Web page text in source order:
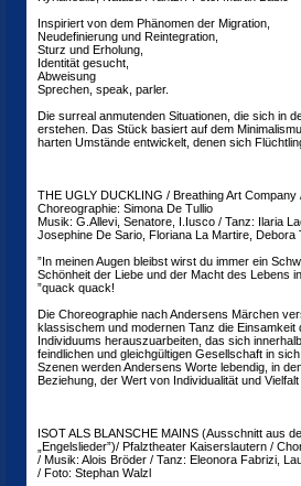
Inspiriert von dem Phänomen der Migration,
Neudefinierung und Reintegration,
Sturz und Erholung,
Identität gesucht,
Abweisung
Sprechen, speak, parler.
Die surreal anmutenden Situationen, die sich in
erstehen. Das Stück basiert auf dem
harten Umstände entwickelt, denen sich
THE UGLY DUCKLING / Breathing Art Company
Choreographie: Simona De Tullio
Musik: G.Allevi, Senatore, I.Iusco / Tanz: Ilaria
Josephine De Sario, Floriana La Martire, Debora
”In meinen Augen bleibst wirst du immer ein
Schönheit der Liebe und der Macht des Lebens
”quack quack!
Die Choreographie nach Andersens Märchen
klassischem und modernen Tanz die Einsamkeit
Individuums herauszuarbeiten, das sich
feindlichen und gleichgültigen Gesellschaft in
Szenen werden Andersens Worte lebendig, in
Beziehung, der Wert von Individualität und Vielfalt
ISOT ALS BLANSCHE MAINS (Ausschnitt aus
„Engelslieder”)/ Pfalztheater Kaiserslautern /
/ Musik: Alois Bröder / Tanz: Eleonora Fabrizi,
/ Foto: Stephan Walzl